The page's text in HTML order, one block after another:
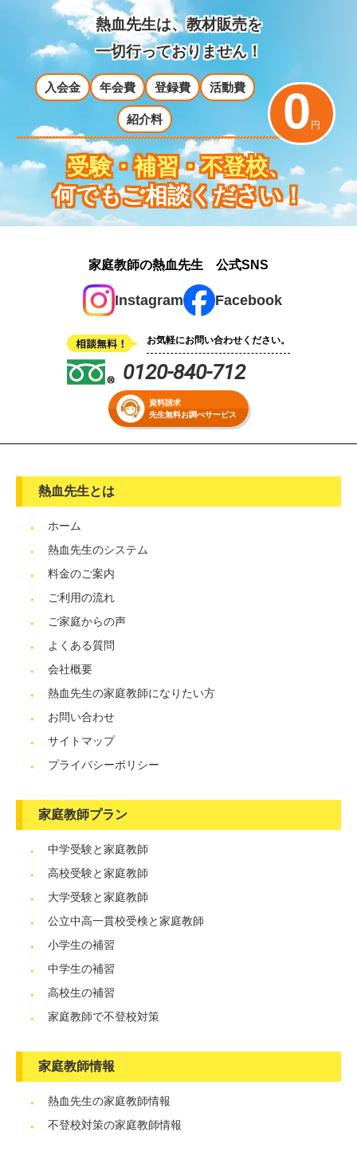
熱血先生は、教材販売を
一切行っておりません！
入会金 年会費 登録費 活動費
紹介料 0 円
受験・補習・不登校、
何でもご相談ください！
家庭教師の熱血先生 公式SNS
Instagram Facebook
お気軽にお問い合わせください。
0120-840-712
資料請求
先生無料お調べサービス
熱血先生とは
ホーム
熱血先生のシステム
料金のご案内
ご利用の流れ
ご家庭からの声
よくある質問
会社概要
熱血先生の家庭教師になりたい方
お問い合わせ
サイトマップ
プライバシーポリシー
家庭教師プラン
中学受験と家庭教師
高校受験と家庭教師
大学受験と家庭教師
公立中高一貫校受検と家庭教師
小学生の補習
中学生の補習
高校生の補習
家庭教師で不登校対策
家庭教師情報
熱血先生の家庭教師情報
不登校対策の家庭教師情報